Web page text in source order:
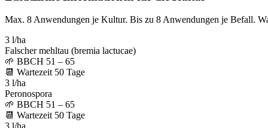
Max. 8 Anwendungen je Kultur. Bis zu 8 Anwendungen je Befall.
3 l/ha
Falscher mehltau (bremia lactucae)
🌱 BBCH 51 – 65
📆 Wartezeit 50 Tage
3 l/ha
Peronospora
🌱 BBCH 51 – 65
📆 Wartezeit 50 Tage